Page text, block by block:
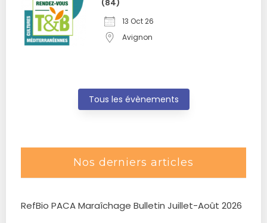
(84)
13 Oct 26
Avignon
Tous les évènements
Nos derniers articles
RefBio PACA Maraîchage Bulletin Juillet-Août 2026